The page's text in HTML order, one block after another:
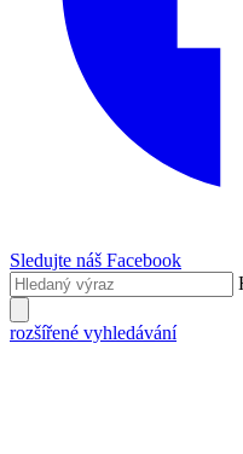
Sledujte náš Facebook
rozšířené vyhledávání